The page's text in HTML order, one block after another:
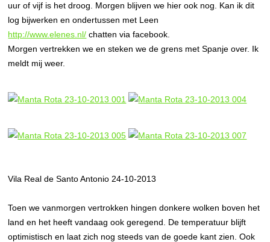
uur of vijf is het droog. Morgen blijven we hier ook nog. Kan ik dit
log bijwerken en ondertussen met Leen
http://www.elenes.nl/ chatten via facebook.
Morgen vertrekken we en steken we de grens met Spanje over. Ik
meldt mij weer.
Vila Real de Santo Antonio 24-10-2013
Toen we vanmorgen vertrokken hingen donkere wolken boven het
land en het heeft vandaag ook geregend. De temperatuur blijft
optimistisch en laat zich nog steeds van de goede kant zien. Ook